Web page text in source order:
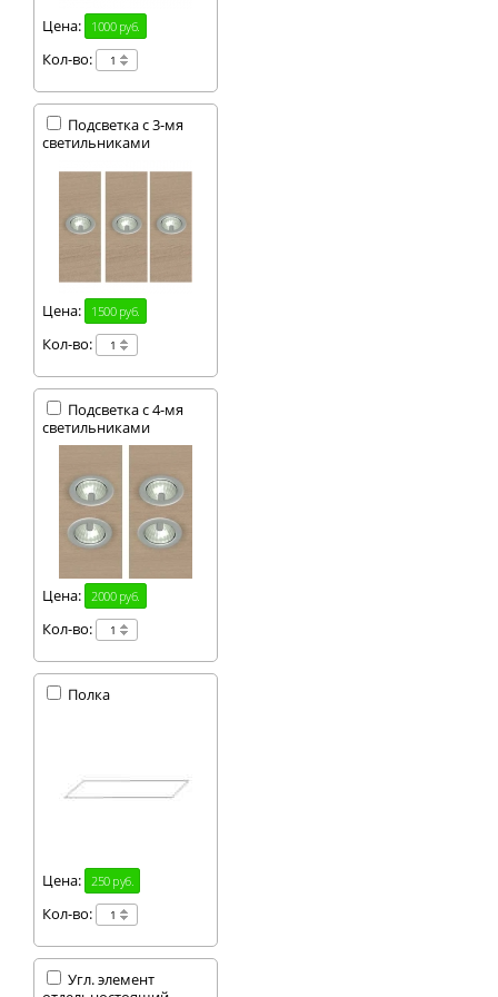
Цена: 1000 руб.
Кол-во:
Подсветка с 3-мя
светильниками
Цена: 1500 руб.
Кол-во:
Подсветка с 4-мя
светильниками
Цена: 2000 руб.
Кол-во:
Полка
Цена: 250 руб.
Кол-во:
Угл. элемент